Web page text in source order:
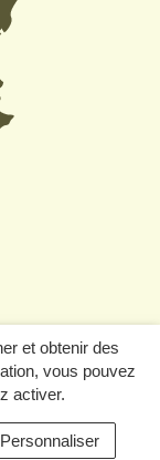
et obtenir des
vous pouvez
activer.
Personnaliser
label